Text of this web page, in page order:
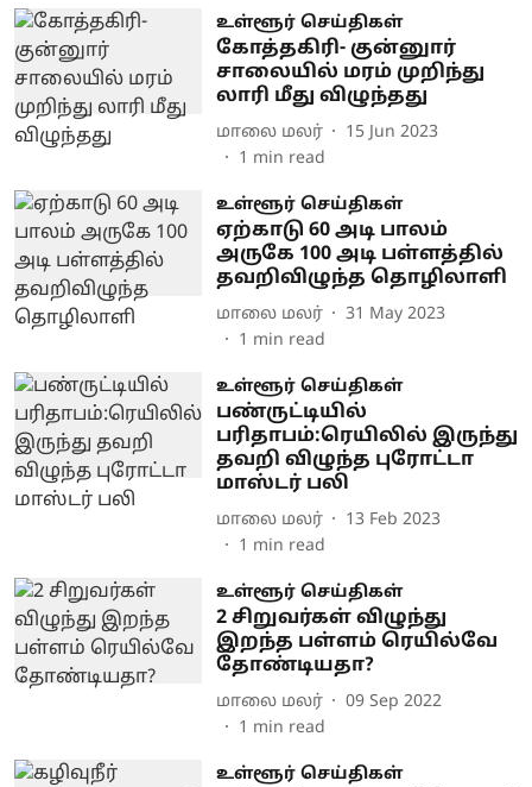
உள்ளூர் செய்திகள்
கோத்தகிரி- குன்னுார்
சாலையில் மரம் முறிந்து
லாரி மீது விழுந்தது
மாலை மலர்
15 Jun 2023
1 min read
உள்ளூர் செய்திகள்
ஏற்காடு 60 அடி பாலம்
அருகே 100 அடி பள்ளத்தில்
தவறிவிழுந்த தொழிலாளி
மாலை மலர்
31 May 2023
1 min read
உள்ளூர் செய்திகள்
பண்ருட்டியில்
பரிதாபம்:ரெயிலில் இருந்து
தவறி விழுந்த புரோட்டா
மாஸ்டர் பலி
மாலை மலர்
13 Feb 2023
1 min read
உள்ளூர் செய்திகள்
2 சிறுவர்கள் விழுந்து
இறந்த பள்ளம் ரெயில்வே
தோண்டியதா?
மாலை மலர்
09 Sep 2022
1 min read
உள்ளூர் செய்திகள்